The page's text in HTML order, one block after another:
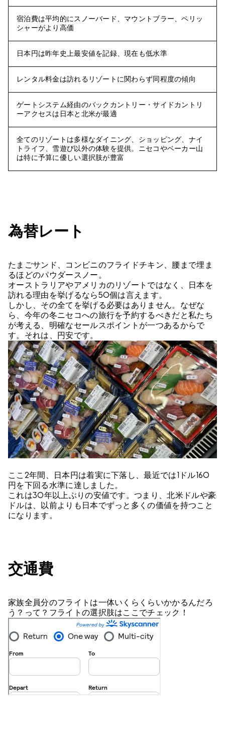
宿泊費は平均的にスノーバード、マウントブラー、ペリッ
シャーがより高価
日本円は昨年史上最安値を記録、現在も低水準
レンタル料金は訪れるリゾートに関わらず同程度の傾向
ゲートシステム経由のバックカントリー・サイドカントリ
ーアクセスは日本と北米が最適
全てのリゾートは多様なダイニング、ショッピング、ナイ
トライフ、雪遊び以外の体験を提供。ニセコやベーカー山
は特に予算に優しい選択肢が豊富
為替レート
たまごサンド、コンビニのフライドチキン、腰まで埋ま
るほどのパウダースノー。
オーストラリアやアメリカのリゾートではなく、日本を
訪れる理由を挙げるなら50個は言えます。
しかし、その全てを挙げる必要はありません。なぜな
ら、今年の冬ニセコへの旅行を予約するべきだと私たち
が考える、明確なセールスポイントが一つあるからで
す。それは、円安です。
ここ2年間、日本円は着実に下落し、最近では1ドル160
円を下回る水準に達しました。
これは30年以上ぶりの安値です。つまり、北米ドルや豪
ドルは、以前よりも日本でずっと多くの価値を持つこと
になります。
交通費
家族全員分のフライトは一体いくらくらいかかるんだろ
う？って？フライトの選択肢はここでチェック！